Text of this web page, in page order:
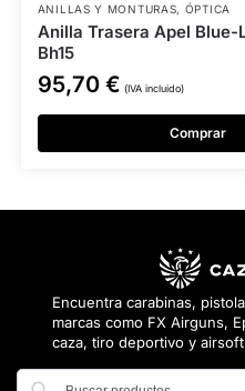
ANILLAS Y MONTURAS, ÓPTICA
Anilla Trasera Apel Blue-
Bh15
95,70 € (IVA incluido)
Comprar
Encuentra carabinas,
marcas como FX Airguns,
caza, tiro deportivo y